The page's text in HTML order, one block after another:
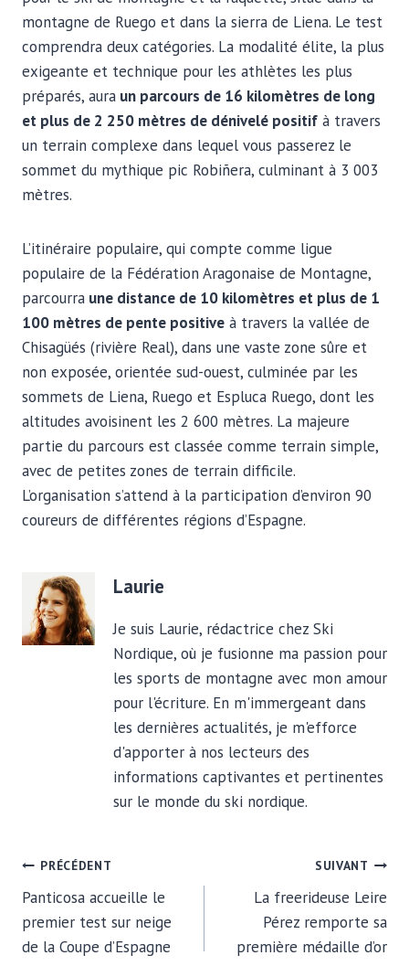
montagne de Ruego et dans la sierra de Liena. Le test
comprendra deux catégories. La modalité élite, la plus
exigeante et technique pour les athlètes les plus
préparés, aura un parcours de 16 kilomètres de long
et plus de 2 250 mètres de dénivelé positif à travers
un terrain complexe dans lequel vous passerez le
sommet du mythique pic Robiñera, culminant à 3 003
mètres.
L’itinéraire populaire, qui compte comme ligue
populaire de la Fédération Aragonaise de Montagne,
parcourra une distance de 10 kilomètres et plus de 1
100 mètres de pente positive à travers la vallée de
Chisagüés (rivière Real), dans une vaste zone sûre et
non exposée, orientée sud-ouest, culminée par les
sommets de Liena, Ruego et Espluca Ruego, dont les
altitudes avoisinent les 2 600 mètres. La majeure
partie du parcours est classée comme terrain simple,
avec de petites zones de terrain difficile.
L’organisation s’attend à la participation d’environ 90
coureurs de différentes régions d’Espagne.
Laurie
Je suis Laurie, rédactrice chez Ski
Nordique, où je fusionne ma passion pour
les sports de montagne avec mon amour
pour l'écriture. En m'immergeant dans
les dernières actualités, je m'efforce
d'apporter à nos lecteurs des
informations captivantes et pertinentes
sur le monde du ski nordique.
NAVIGATION
DE
PRÉCÉDENT
Panticosa accueille le
premier test sur neige
de la Coupe d’Espagne
SUIVANT
La freerideuse Leire
Pérez remporte sa
première médaille d’or